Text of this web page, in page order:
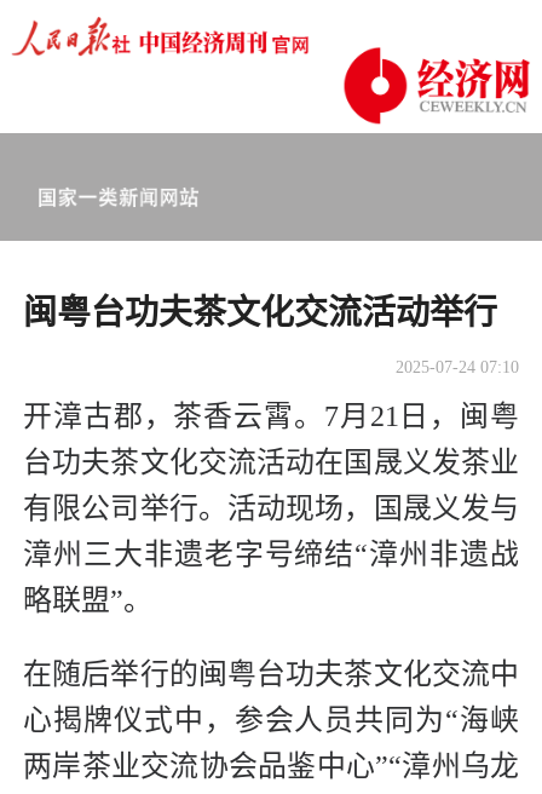
闽粤台功夫茶文化交流活动举行
2025-07-24 07:10
开漳古郡，茶香云霄。7月21日，闽粤
台功夫茶文化交流活动在国晟义发茶业
有限公司举行。活动现场，国晟义发与
漳州三大非遗老字号缔结“漳州非遗战
略联盟”。
在随后举行的闽粤台功夫茶文化交流中
心揭牌仪式中，参会人员共同为“海峡
两岸茶业交流协会品鉴中心”“漳州乌龙